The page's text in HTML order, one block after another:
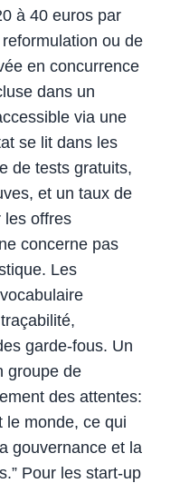
à 40 euros par
ou de
en concurrence
dans un
via une
se lit dans les
de tests gratuits,
et un taux de
les offres
concerne pas
Les
garde-fous. Un
groupe de
des attentes:
le monde, ce qui
gouvernance et la
Pour les start-up